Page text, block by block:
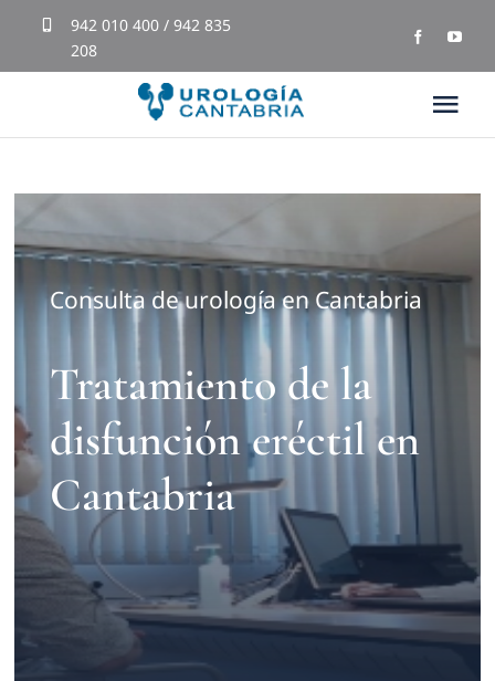
942 010 400 / 942 835
208
Equipo Médico
Tratamientos
Testimonios
Contacto
Consulta de urología en Cantabria
Tratamiento de la
disfunción eréctil en
Cantabria